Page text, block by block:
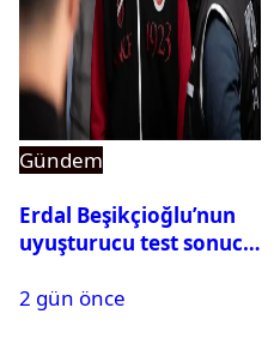
Gündem
Erdal Beşikçioğlu’nun
uyuşturucu test sonucu
2 gün önce